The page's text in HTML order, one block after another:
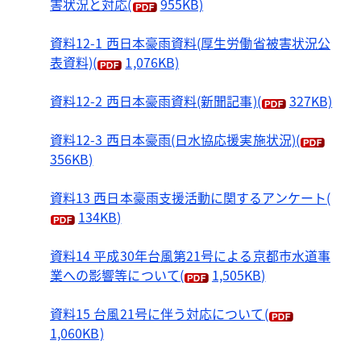
害状況と対応(
955KB)
資料12-1 西日本豪雨資料(厚生労働省被害状況公
表資料)(
1,076KB)
資料12-2 西日本豪雨資料(新聞記事)(
327KB)
資料12-3 西日本豪雨(日水協応援実施状況)(
356KB)
資料13 西日本豪雨支援活動に関するアンケート(
134KB)
資料14 平成30年台風第21号による京都市水道事
業への影響等について(
1,505KB)
資料15 台風21号に伴う対応について(
1,060KB)